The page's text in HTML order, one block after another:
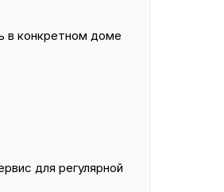
в конкретном доме
для регулярной